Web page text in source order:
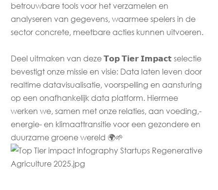
betrouwbare tools voor het verzamelen en
analyseren van gegevens, waarmee spelers in de
sector concrete, meetbare acties kunnen uitvoeren.
Deel uitmaken van deze 𝗧𝗼𝗽 𝗧𝗶𝗲𝗿 𝗜𝗺𝗽𝗮𝗰𝘁 selectie
bevestigt onze missie en visie: Data laten leven door
realtime datavisualisatie, voorspelling en aansturing
op een onafhankelijk data platform. Hiermee
werken we, samen met onze relaties, aan voeding,-
energie- en klimaattransitie voor een gezondere en
duurzame groene wereld 🌍🌱